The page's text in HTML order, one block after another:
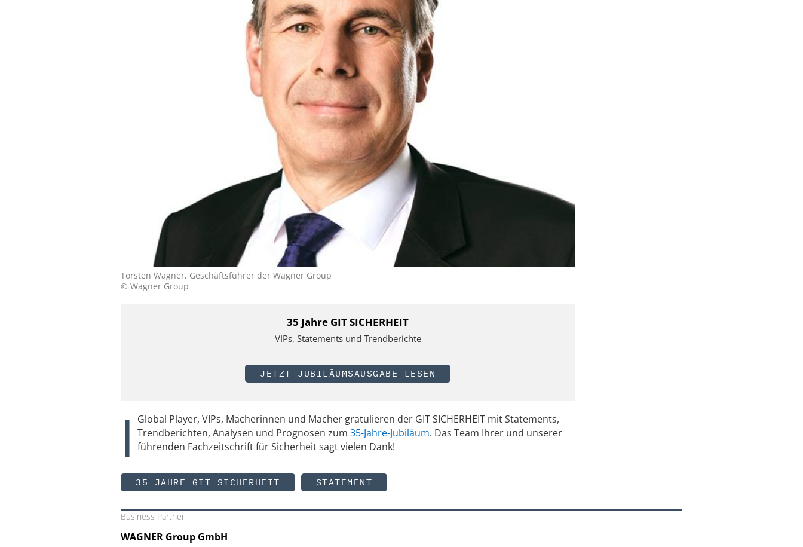
Torsten Wagner, Geschäftsführer der Wagner Group
© Wagner Group
35 Jahre GIT SICHERHEIT
VIPs, Statements und Trendberichte
JETZT JUBILÄUMSAUSGABE LESEN
|
Global Player, VIPs, Macherinnen und Macher gratulieren der GIT SICHERHEIT mit Statements,
Trendberichten, Analysen und Prognosen zum 35-Jahre-Jubiläum. Das Team Ihrer und unserer
führenden Fachzeitschrift für Sicherheit sagt vielen Dank!
35 JAHRE GIT SICHERHEIT STATEMENT
Business Partner
WAGNER Group GmbH